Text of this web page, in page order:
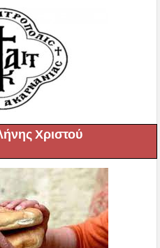
Χριστού